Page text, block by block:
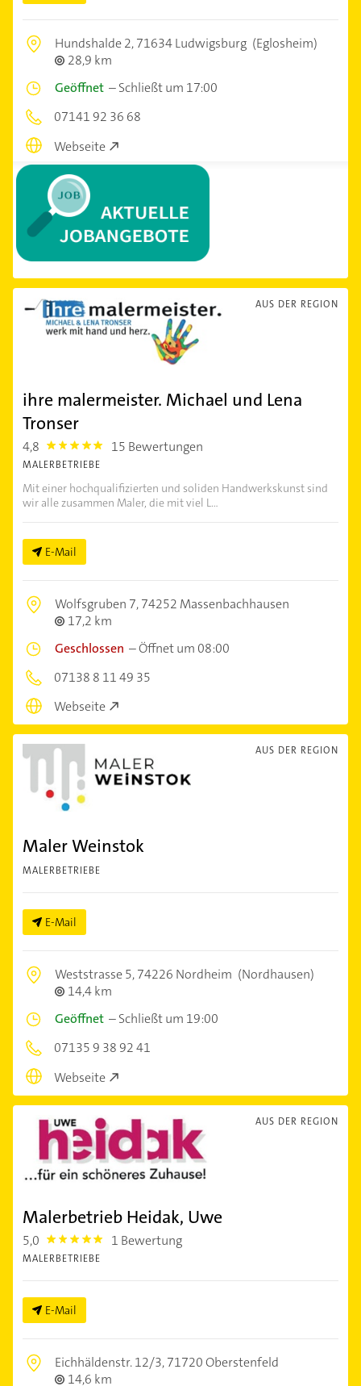
Hundshalde 2,71634 Ludwigsburg (Eglosheim)
28,9 km
Geöffnet –Schließt um 17:00
07141 92 36 68
Webseite
AUS DER REGION
ihre malermeister. Michael und Lena
Tronser
4,8 4.8 15 Bewertungen
MALERBETRIEBE
Mit einer hochqualifizierten und soliden Handwerkskunst sind
wir alle zusammen Maler, die mit viel L...
E-Mail
Wolfsgruben 7,74252 Massenbachhausen
17,2 km
Geschlossen –Öffnet um 08:00
07138 8 11 49 35
Webseite
AUS DER REGION
Maler Weinstok
MALERBETRIEBE
E-Mail
Weststrasse 5,74226 Nordheim (Nordhausen)
14,4 km
Geöffnet –Schließt um 19:00
07135 9 38 92 41
Webseite
AUS DER REGION
Malerbetrieb Heidak, Uwe
5,0 5.0 1 Bewertung
MALERBETRIEBE
E-Mail
Eichhäldenstr. 12/3,71720 Oberstenfeld
14,6 km